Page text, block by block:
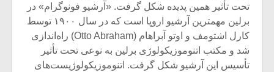
تحت تأثیر همین پدیده شکل گرفت. «آرشیو فونوگرام» در
برلین مهمترین آرشیو اروپا است که در سال ۱۹۰۰ توسط
کارل اشتومف و اوتو آبراهام (Otto Abraham) راه‌اندازی
شد و مکتب اتنوموزیکولوژی برلین به نوعی تحت تأثیر
تأسیس این آرشیو شکل گرفت. اتنوموزیکولوژیست‌های
میکلوش روژا
یادداشتی بر موسیقی
موریس ژار
دوره